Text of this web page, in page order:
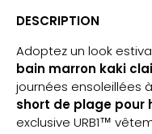
DESCRIPTION
Adoptez un look
bain marron kaki
journées ensoleillées
short de plage pour
exclusive URB1™